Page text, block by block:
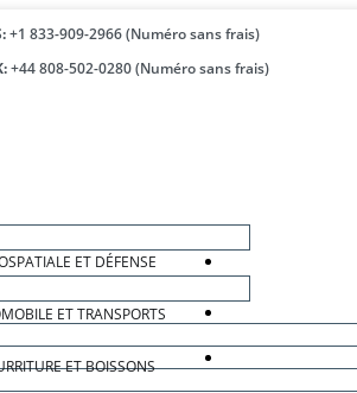
+1 833-909-2966 (Numéro sans frais)
+44 808-502-0280 (Numéro sans frais)
ET DÉFENSE
ET TRANSPORTS
ET BOISSONS